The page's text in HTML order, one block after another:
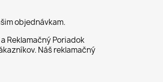
objednávkam.
Reklamačný Poriadok
Náš reklamačný